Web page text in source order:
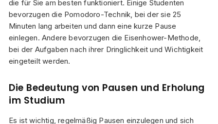
die für Sie am besten funktioniert. Einige Studenten
bevorzugen die Pomodoro-Technik, bei der sie 25
Minuten lang arbeiten und dann eine kurze Pause
einlegen. Andere bevorzugen die Eisenhower-Methode,
bei der Aufgaben nach ihrer Dringlichkeit und Wichtigkeit
eingeteilt werden.
Die Bedeutung von Pausen und Erholung
im Studium
Es ist wichtig, regelmäßig Pausen einzulegen und sich